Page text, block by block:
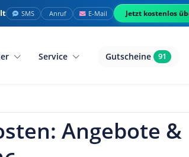
SMS Anruf E-Mail Jetzt kostenlos
Service Gutscheine 91
Angebote &